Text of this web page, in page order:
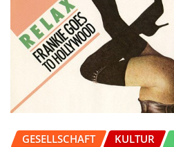
GESELLSCHAFT KULTUR